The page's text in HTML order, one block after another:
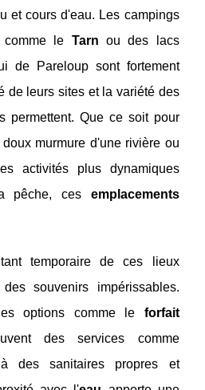
et cours d'eau. Les campings
comme le Tarn ou des lacs
de Pareloup sont fortement
de leurs sites et la variété des
permettent. Que ce soit pour
murmure d'une rivière ou
activités plus dynamiques
pêche, ces emplacements
temporaire de ces lieux
souvenirs impérissables.
options comme le forfait
des services comme
des sanitaires propres et